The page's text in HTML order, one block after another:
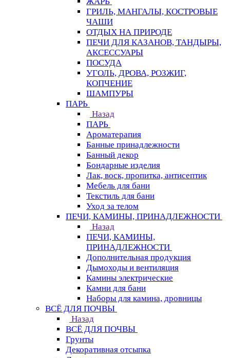
ГРИЛЬ, МАНГАЛЫ, КОСТРОВЫЕ
ЧАШИ
ОТДЫХ НА ПРИРОДЕ
ПЕЧИ ДЛЯ КАЗАНОВ, ТАНДЫРЫ,
АКСЕССУАРЫ
ПОСУДА
УГОЛЬ, ДРОВА, РОЗЖИГ,
КОПЧЕНИЕ
ШАМПУРЫ
ПАРЬ
Назад
ПАРЬ
Ароматерапия
Банные принадлежности
Банный декор
Бондарные изделия
Лак, воск, пропитка, антисептик
Мебель для бани
Текстиль для бани
Уход за телом
ПЕЧИ, КАМИНЫ, ПРИНАДЛЕЖНОСТИ
Назад
ПЕЧИ, КАМИНЫ,
ПРИНАДЛЕЖНОСТИ
Дополнительная продукция
Дымоходы и вентиляция
Камины электрические
Камни для бани
Наборы для камина, дровницы
ВСЁ ДЛЯ ПОЧВЫ
Назад
ВСЁ ДЛЯ ПОЧВЫ
Грунты
Декоративная отсыпка